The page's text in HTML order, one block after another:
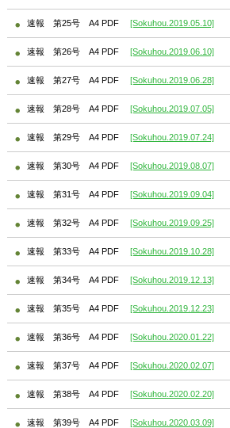
速報 第25号 A4 PDF [Sokuhou.2019.05.10]
速報 第26号 A4 PDF [Sokuhou.2019.06.10]
速報 第27号 A4 PDF [Sokuhou.2019.06.28]
速報 第28号 A4 PDF [Sokuhou.2019.07.05]
速報 第29号 A4 PDF [Sokuhou.2019.07.24]
速報 第30号 A4 PDF [Sokuhou.2019.08.07]
速報 第31号 A4 PDF [Sokuhou.2019.09.04]
速報 第32号 A4 PDF [Sokuhou.2019.09.25]
速報 第33号 A4 PDF [Sokuhou.2019.10.28]
速報 第34号 A4 PDF [Sokuhou.2019.12.13]
速報 第35号 A4 PDF [Sokuhou.2019.12.23]
速報 第36号 A4 PDF [Sokuhou.2020.01.22]
速報 第37号 A4 PDF [Sokuhou.2020.02.07]
速報 第38号 A4 PDF [Sokuhou.2020.02.20]
速報 第39号 A4 PDF [Sokuhou.2020.03.09]